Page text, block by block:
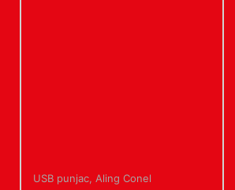
USB punjac, Aling Conel